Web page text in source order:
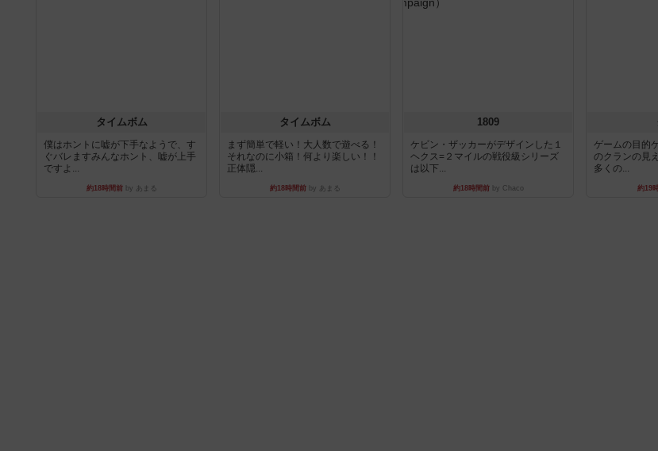
タイムボム
僕はホントに嘘が下手なようで、す
ぐバレますみんなホント、嘘が上手
ですよ...
約18時間前by あまる
タイムボム
まず簡単で軽い！大人数で遊べる！
それなのに小箱！何より楽しい！！
正体隠...
約18時間前by あまる
1809
ケビン・ザッカーがデザインした１
ヘクス=２マイルの戦役級シリーズ
は以下...
約18時間前by Chaco
ゲームの目的
のクランの見
多くの...
約19